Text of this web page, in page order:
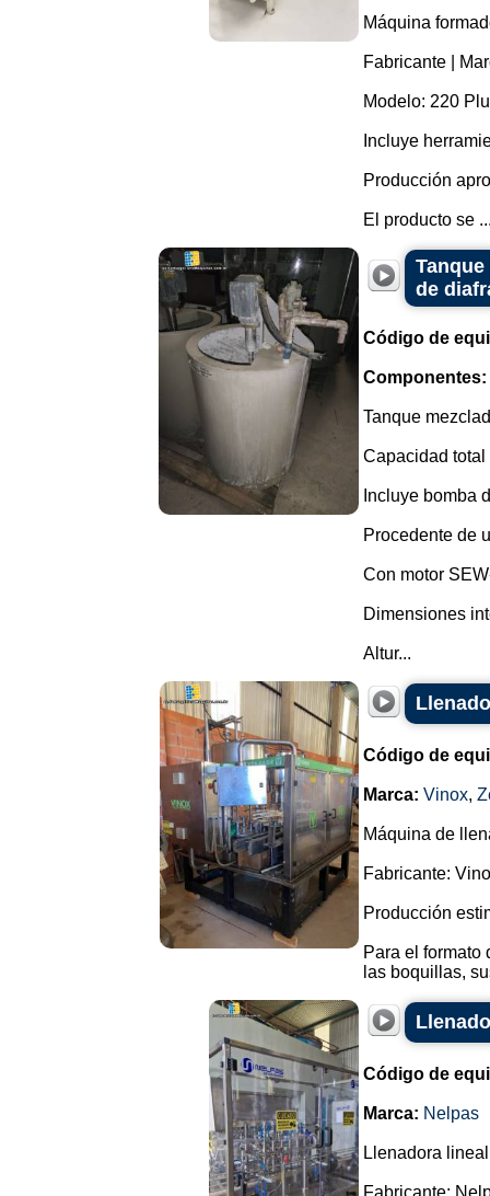
Máquina
Fabricante |
Modelo: 220
Incluye
Producción
El producto se
de
Código de
Componentes:
Tanque
Capacidad
Incluye bomba
Procedente de
Con motor
Dimensiones
Altur...
Código de
Marca: Vinox,
Máquina de
Fabricante:
Producción
Para el formato
las boquillas,
Código de
Marca: Nelpas
Llenadora
Fabricante: